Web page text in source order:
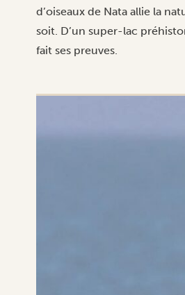
d’oiseaux de Nata allie la
soit. D’un super-lac
fait ses preuves.